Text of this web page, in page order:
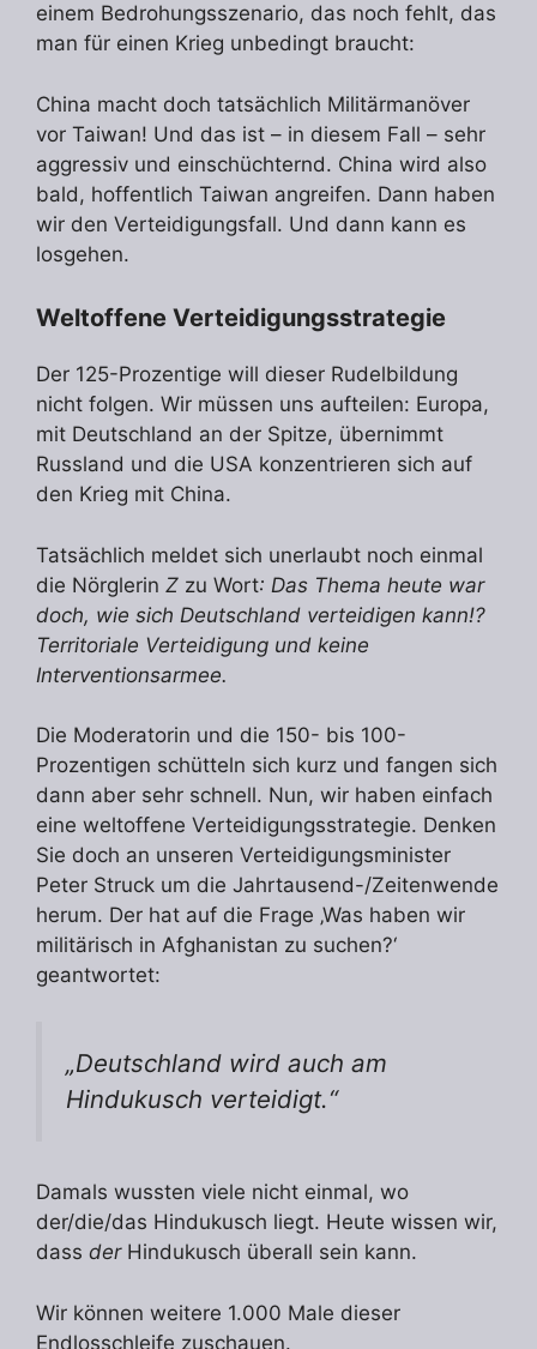
einem Bedrohungsszenario, das noch fehlt, das
man für einen Krieg unbedingt braucht:
China macht doch tatsächlich Militärmanöver
vor Taiwan! Und das ist – in diesem Fall – sehr
aggressiv und einschüchternd. China wird also
bald, hoffentlich Taiwan angreifen. Dann haben
wir den Verteidigungsfall. Und dann kann es
losgehen.
Weltoffene Verteidigungsstrategie
Der 125-Prozentige will dieser Rudelbildung
nicht folgen. Wir müssen uns aufteilen: Europa,
mit Deutschland an der Spitze, übernimmt
Russland und die USA konzentrieren sich auf
den Krieg mit China.
Tatsächlich meldet sich unerlaubt noch einmal
die Nörglerin Z zu Wort: Das Thema heute war
doch, wie sich Deutschland verteidigen kann!?
Territoriale Verteidigung und keine
Interventionsarmee.
Die Moderatorin und die 150- bis 100-
Prozentigen schütteln sich kurz und fangen sich
dann aber sehr schnell. Nun, wir haben einfach
eine weltoffene Verteidigungsstrategie. Denken
Sie doch an unseren Verteidigungsminister
Peter Struck um die Jahrtausend-/Zeitenwende
herum. Der hat auf die Frage ‚Was haben wir
militärisch in Afghanistan zu suchen?‘
geantwortet:
„Deutschland wird auch am
Hindukusch verteidigt.“
Damals wussten viele nicht einmal, wo
der/die/das Hindukusch liegt. Heute wissen wir,
dass derHindukusch überall sein kann.
Wir können weitere 1.000 Male dieser
Endlosschleife zuschauen.